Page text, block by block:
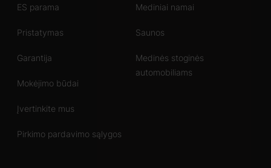
ES parama
Pristatymas
Garantija
Mokėjimo būdai
Įvertinkite mus
Pirkimo pardavimo sąlygos
Mediniai namai
Saunos
Medinės stoginės
automobiliams